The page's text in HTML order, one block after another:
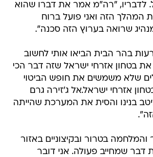
לדבריו, "רה"מ אמר את דברו שהוא
המהלך הזה ואני פועל ברוח
שרואה בערוץ הזה סכנה".
בהר הבית הביאו אותי לחשוב
את בטחון אזרחי ישראל שזה דבר הכי
שלא משמשים את חופש הביטוי
אזרחי ישראל.אל ג'זירה גרם
בנינו והסית את המערכת שהייתה
והמלחמה בטרור ובקיצוניים באזור
דבר שמחייב פעולה. אני דובר